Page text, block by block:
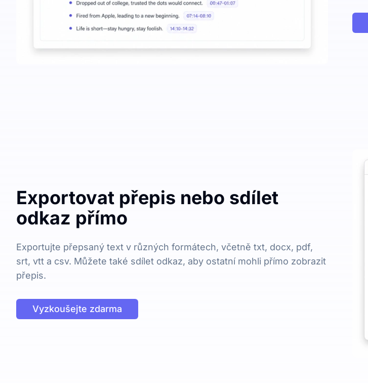
Exportovat přepis nebo sdílet
odkaz přímo
Exportujte přepsaný text v různých formátech, včetně txt, docx, pdf,
srt, vtt a csv. Můžete také sdílet odkaz, aby ostatní mohli přímo zobrazit
přepis.
Vyzkoušejte zdarma